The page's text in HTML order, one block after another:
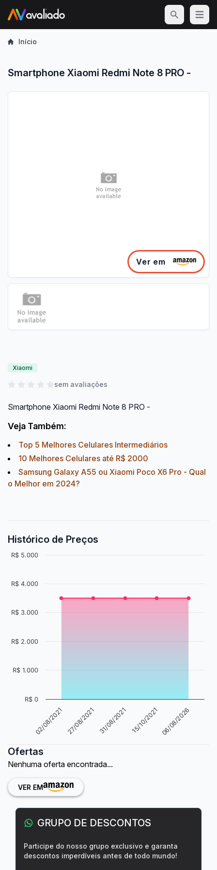
Open
Início
Smartphone Xiaomi Redmi Note 8 PRO -
Ver em
Xiaomi
sem avaliações
Smartphone Xiaomi Redmi Note 8 PRO -
Veja Também:
Top 5 Melhores Celulares Intermediários
10 Melhores Celulares até R$ 2000
Samsung Galaxy A55 ou Xiaomi Poco X6 Pro - Qual
o Melhor em 2024?
Histórico de Preços
02/08/2021 27/08/2021 31/08/2021 15/10/2021 06/08/2026
R$ 0
R$ 1.000
R$ 2.000
R$ 3.000
R$ 4.000
R$ 5.000
Ofertas
Nenhuma oferta encontrada...
VER EM
GRUPO DE DESCONTOS
Participe do nosso grupo exclusivo e garanta
descontos imperdíveis antes de todo mundo!